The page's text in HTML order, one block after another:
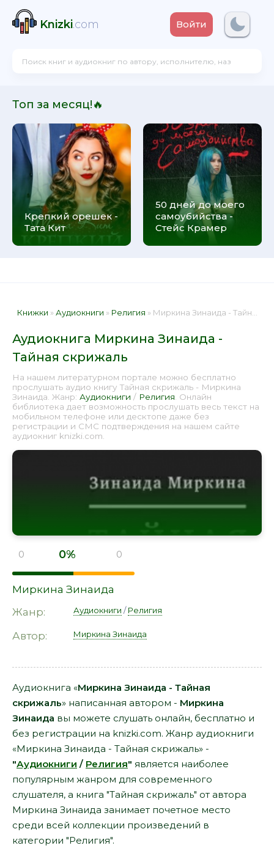
Knizki.com Войти
Топ за месяц!🔥
Крепкий орешек -
Тата Кит
50 дней до моего
самоубийства -
Стейс Крамер
Книжки »Аудиокниги » Религия » Миркина Зинаида - Тайная скрижаль 📕 - Книга онлайн бесплатно
Аудиокнига Миркина Зинаида -
Тайная скрижаль
На нашем литературном портале можно бесплатно
прослушать аудио книгу Тайная скрижаль - Миркина
Зинаида. Жанр: Аудиокниги / Религия . Онлайн
библиотека дает возможность прослушать весь текст на
мобильном телефоне или десктопе даже без
регистрации и СМС подтверждения на нашем сайте
аудиокниг knizki.com.
0 0% 0
Миркина Зинаида
Жанр:
Аудиокниги /Религия
Автор: Миркина Зинаида
Аудиокнига «Миркина Зинаида - Тайная
скрижаль» написанная автором - Миркина
Зинаида вы можете слушать онлайн, бесплатно и
без регистрации на knizki.com. Жанр аудиокниги
«Миркина Зинаида - Тайная скрижаль» -
"Аудиокниги / Религия" является наиболее
популярным жанром для современного
слушателя, а книга "Тайная скрижаль" от автора
Миркина Зинаида занимает почетное место
среди всей коллекции произведений в
категории "Религия".